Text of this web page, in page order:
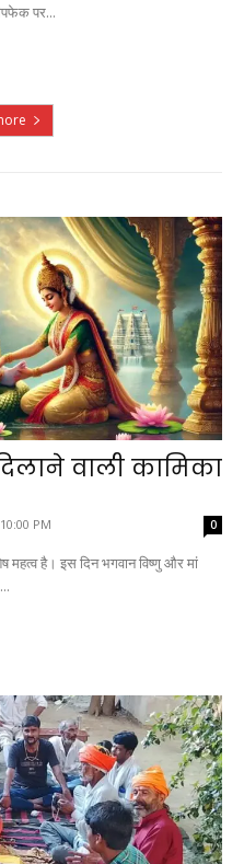
पर...
वाली कामिका
PM 0
महत्व है। इस दिन भगवान विष्णु और मां